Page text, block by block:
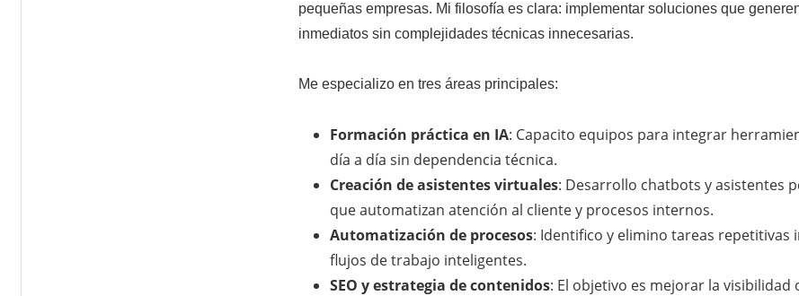
pequeñas empresas. Mi filosofía es clara: implementar soluciones que
inmediatos sin complejidades técnicas innecesarias.
Me especializo en tres áreas principales:
Formación práctica en IA: Capacito equipos para integrar
día a día sin dependencia técnica.
Creación de asistentes virtuales: Desarrollo chatbots y asistentes
que automatizan atención al cliente y procesos internos.
Automatización de procesos: Identifico y elimino tareas repetitivas
flujos de trabajo inteligentes.
SEO y estrategia de contenidos: El objetivo es mejorar la visibilidad